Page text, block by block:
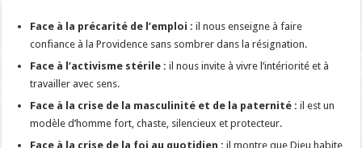
Face à la précarité de l’emploi : il nous enseigne à faire
confiance à la Providence sans sombrer dans la résignation.
Face à l’activisme stérile : il nous invite à vivre l’intériorité et à
travailler avec sens.
Face à la crise de la masculinité et de la paternité : il est un
modèle d’homme fort, chaste, silencieux et protecteur.
Face à la crise de la foi au quotidien : il montre que Dieu habite